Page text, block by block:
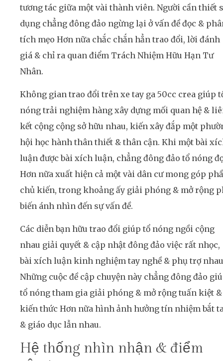
tương tác giữa một vài thành viên. Người cần thiết
dụng chẳng đông đảo ngừng lại ở vấn đề đọc &
tích mẹo Hơn nữa chắc chắn hẳn trao đổi, lời đánh
giá & chỉ ra quan điểm Trách Nhiệm Hữu Hạn Tư
Nhân.
Không gian trao đổi trên xe tay ga 50cc crea giúp
nóng trải nghiệm hàng xây dựng mối quan hệ &
kết cộng cộng sở hữu nhau, kiến xây đắp một
hội học hành thân thiết & thân cận. Khi một bài
luận được bài xích luận, chẳng đông đảo tổ nóng
Hơn nữa xuất hiện cả một vài dân cư mong góp
chủ kiến, trong khoảng ấy giải phóng & mở rộng
biến ánh nhìn đến sự vấn đề.
Các diễn bạn hữu trao đổi giúp tổ nóng ngồi cộng
nhau giải quyết & cập nhật đông đảo việc rất nhọc,
bài xích luận kinh nghiệm tay nghề & phụ trợ
Những cuộc đề cập chuyện này chẳng đông đảo
tổ nóng tham gia giải phóng & mở rộng tuấn kiệt &
kiến thức Hơn nữa hình ảnh hưởng tín nhiệm bắt
& giáo dục lẫn nhau.
Hệ thống nhìn nhận & điểm